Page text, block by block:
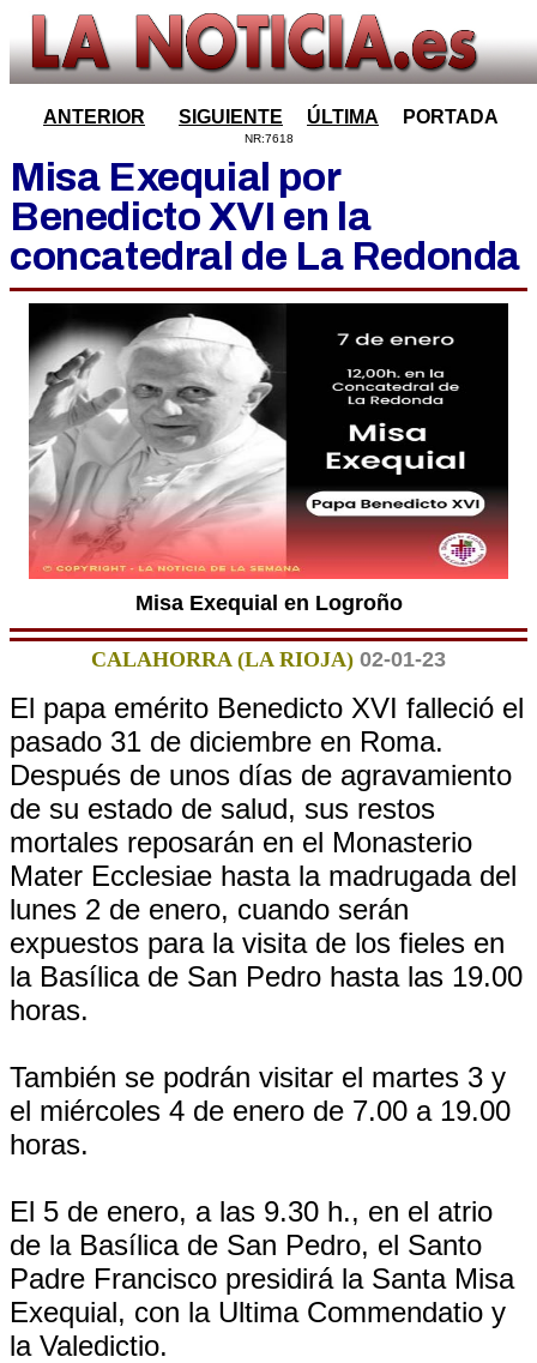
ANTERIOR SIGUIENTE ÚLTIMA PORTADA
NR:7618
Misa Exequial por
Benedicto XVI en la
concatedral de La Redonda
Misa Exequial en Logroño
CALAHORRA (LA RIOJA) 02-01-23
El papa emérito Benedicto XVI falleció el
pasado 31 de diciembre en Roma.
Después de unos días de agravamiento
de su estado de salud, sus restos
mortales reposarán en el Monasterio
Mater Ecclesiae hasta la madrugada del
lunes 2 de enero, cuando serán
expuestos para la visita de los fieles en
la Basílica de San Pedro hasta las 19.00
horas.
También se podrán visitar el martes 3 y
el miércoles 4 de enero de 7.00 a 19.00
horas.
El 5 de enero, a las 9.30 h., en el atrio
de la Basílica de San Pedro, el Santo
Padre Francisco presidirá la Santa Misa
Exequial, con la Ultima Commendatio y
la Valedictio.